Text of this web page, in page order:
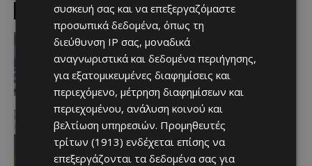
EDITOR PICKS
Πολύ μεγάλο ενδιαφέρον για ένα
«μαγικό χαρτάκι»
Afentiko - 06/08/2026
Αθλητικά - Επικαιρότητα
Παραμένει ο Ενρίκες – Παίρνει και
Χάιρο
06/08/2026
συσκευή σας και να επεξεργαζόμαστε
προσωπικά δεδομένα, όπως τη
διεύθυνση IP σας, μοναδικά
αναγνωριστικά και δεδομένα περιήγησης,
για εξατομικευμένες διαφημίσεις και
περιεχόμενο, μέτρηση διαφημίσεων και
περιεχομένου, ανάλυση κοινού και
βελτίωση υπηρεσιών. Προμηθευτές
τρίτων (1913) ενδέχεται επίσης να
επεξεργάζονται τα δεδομένα σας για